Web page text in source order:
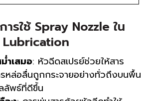
ารใช้ Spray Nozzle ใน
Lubrication
ำเสมอ: หัวฉีดสเปรย์ช่วยให้สาร
รหล่อลื่นถูกกระจายอย่างทั่วถึงบนพื้น
ลัพธ์ที่ดีขึ้น